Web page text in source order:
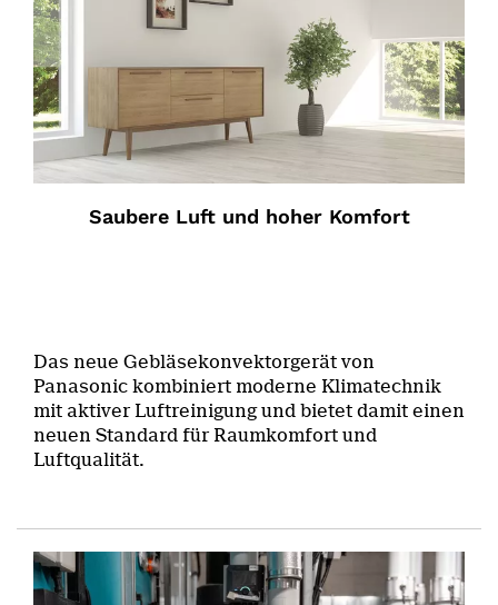
Saubere Luft und hoher Komfort
Das neue Gebläsekonvektorgerät von
Panasonic kombiniert moderne Klimatechnik
mit aktiver Luftreinigung und bietet damit einen
neuen Standard für Raumkomfort und
Luftqualität.